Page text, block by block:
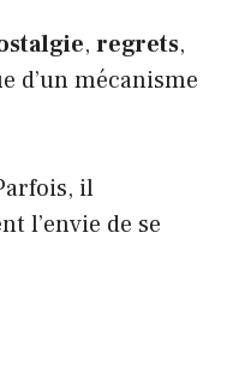
, regrets,
d’un mécanisme
il
l’envie de se